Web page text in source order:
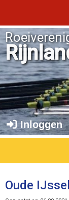
Inloggen
Oude